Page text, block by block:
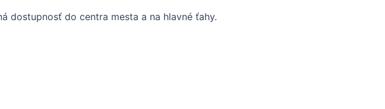
dostupnosť do centra mesta a na hlavné ťahy.